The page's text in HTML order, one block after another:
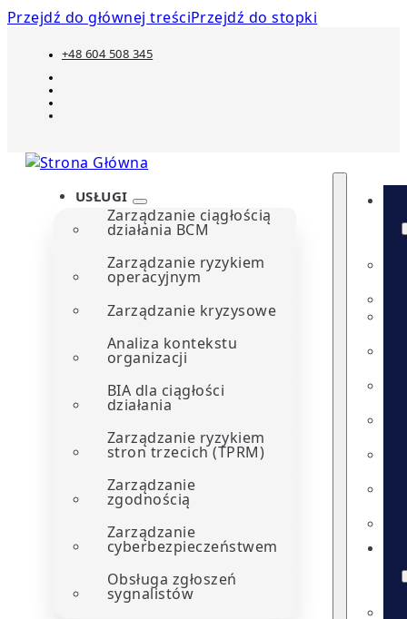
Przejdź do głównej treściPrzejdź do stopki
+48 604 508 345
USŁUGI
Zarządzanie ciągłością
działania BCM
Zarządzanie ryzykiem
operacyjnym
Zarządzanie kryzysowe
Analiza kontekstu
organizacji
BIA dla ciągłości
działania
Zarządzanie ryzykiem
stron trzecich (TPRM)
Zarządzanie
zgodnością
Zarządzanie
cyberbezpieczeństwem
Obsługa zgłoszeń
sygnalistów